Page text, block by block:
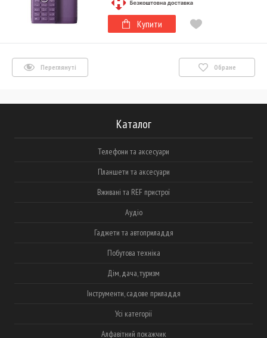
Купити
Переглянуті Обране
Каталог
Телефони та аксесуари
Планшети та аксесуари
Вживані та REF пристрої
Аудіо
Гаджети та автоприладдя
Побутова техніка
Дім, дача, туризм
Інструменти, садове приладдя
Усі категорії
Алфавітний покажчик